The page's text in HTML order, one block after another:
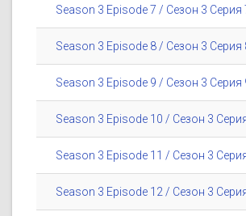
Season 3 Episode 7 / Сезон 3 Серия
Season 3 Episode 8 / Сезон 3 Серия
Season 3 Episode 9 / Сезон 3 Серия
Season 3 Episode 10 / Сезон 3
Season 3 Episode 11 / Сезон 3
Season 3 Episode 12 / Сезон 3